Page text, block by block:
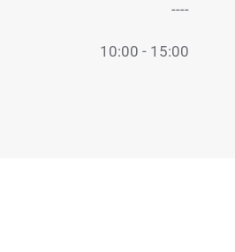
----
10:00 - 15:00